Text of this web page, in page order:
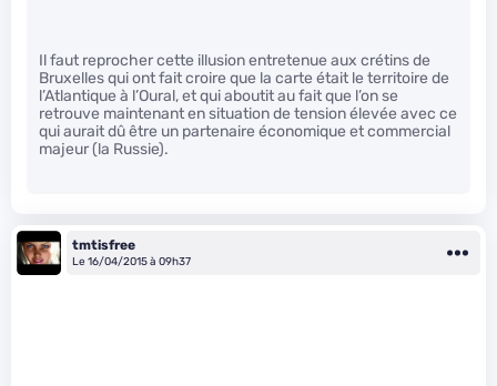
Il faut reprocher cette illusion entretenue aux crétins de
Bruxelles qui ont fait croire que la carte était le territoire de
l’Atlantique à l’Oural, et qui aboutit au fait que l’on se
retrouve maintenant en situation de tension élevée avec ce
qui aurait dû être un partenaire économique et commercial
majeur (la Russie).
tmtisfree
Le 16/04/2015 à 09h37